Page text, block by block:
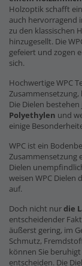
Holzoptik schafft
auch hervorragend
zu den klassischen
hinzugesellt. Die
gefeiert und zogen
sich.
Hochwertige WPC
Die Dielen
Polyethylen und
einige
WPC ist ein
Zusammensetzung
Dielen
weisen WPC Dielen
auf.
Doch nicht nurdie
entscheidender
äußerst gering, im
Schmutz,
können Sie beruhigt
entscheiden. Die